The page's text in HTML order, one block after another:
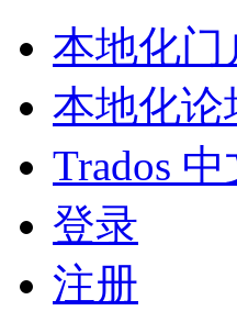
本地化门
本地化论
Trados 中
登录
注册